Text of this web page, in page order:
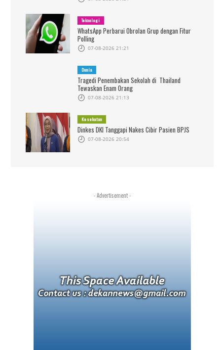
Teknologi
WhatsApp Perbarui Obrolan Grup dengan Fitur
Polling
07-08-2026 21:21
Dunia
Tragedi Penembakan Sekolah di Thailand
Tewaskan Enam Orang
07-08-2026 21:13
Kesehatan
Dinkes DKI Tanggapi Nakes Cibir Pasien BPJS
07-08-2026 20:54
- Advertisement -